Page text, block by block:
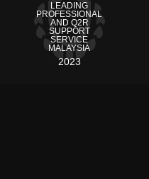
LEADING
PROFESSIONAL
AND Q2R
SUPPORT
SERVICE
MALAYSIA
2023